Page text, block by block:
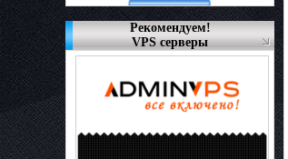
Рекомендуем!
VPS серверы